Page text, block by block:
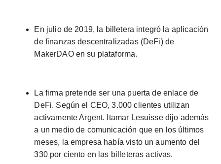
En julio de 2019, la billetera integró la aplicación
de finanzas descentralizadas (DeFi) de
MakerDAO en su plataforma.
La firma pretende ser una puerta de enlace de
DeFi. Según el CEO, 3.000 clientes utilizan
activamente Argent. Itamar Lesuisse dijo además
a un medio de comunicación que en los últimos
meses, la empresa había visto un aumento del
330 por ciento en las billeteras activas.